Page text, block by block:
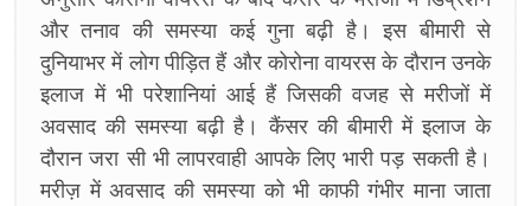
और तनाव की समस्या कई गुना बढ़ी है। इस बीमारी से
दुनियाभर में लोग पीड़ित हैं और कोरोना वायरस के दौरान उनके
इलाज में भी परेशानियां आई हैं जिसकी वजह से मरीजों में
अवसाद की समस्या बढ़ी है। कैंसर की बीमारी में इलाज के
दौरान जरा सी भी लापरवाही आपके लिए भारी पड़ सकती है।
मरीज़ में अवसाद की समस्या को भी काफी गंभीर माना जाता